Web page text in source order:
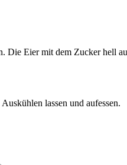
Die Eier mit dem Zucker hell
lassen und aufessen.